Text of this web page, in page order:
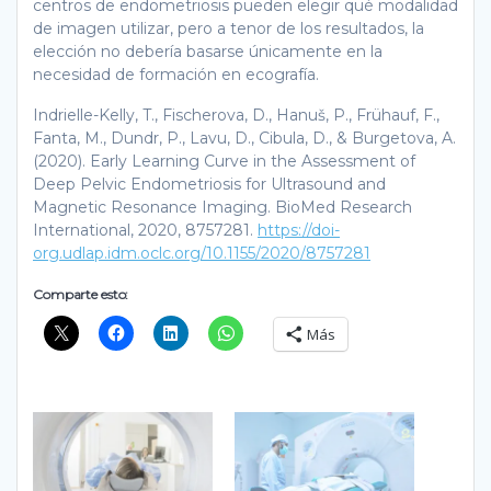
centros de endometriosis pueden elegir qué modalidad
de imagen utilizar, pero a tenor de los resultados, la
elección no debería basarse únicamente en la
necesidad de formación en ecografía.
Indrielle-Kelly, T., Fischerova, D., Hanuš, P., Frühauf, F.,
Fanta, M., Dundr, P., Lavu, D., Cibula, D., & Burgetova, A.
(2020). Early Learning Curve in the Assessment of
Deep Pelvic Endometriosis for Ultrasound and
Magnetic Resonance Imaging. BioMed Research
International, 2020, 8757281. https://doi-
org.udlap.idm.oclc.org/10.1155/2020/8757281
Comparte esto:
Más